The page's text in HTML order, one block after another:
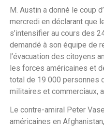
M. Austin a donné le coup
mercredi en déclarant que
s’intensifier au cours des
demandé à son équipe de
l’évacuation des citoyens
les forces américaines et
total de 19 000 personnes
militaires et commerciaux,
Le contre-amiral Peter
américaines en